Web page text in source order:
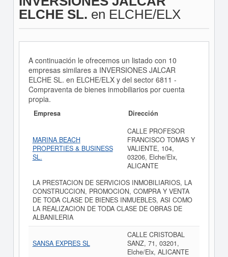
ELCHE SL. en ELCHE/ELX
A continuación le ofrecemos un listado con 10
empresas similares a INVERSIONES JALCAR
ELCHE SL. en ELCHE/ELX y del sector 6811 -
Compraventa de bienes inmobiliarios por cuenta
propia.
Empresa Dirección
MARINA BEACH
PROPERTIES & BUSINESS
SL.
CALLE PROFESOR
FRANCISCO TOMAS Y
VALIENTE, 104,
03206, Elche/Elx,
ALICANTE
LA PRESTACION DE SERVICIOS INMOBILIARIOS, LA
CONSTRUCCION, PROMOCION, COMPRA Y VENTA
DE TODA CLASE DE BIENES INMUEBLES, ASI COMO
LA REALIZACION DE TODA CLASE DE OBRAS DE
ALBANILERIA
SANSA EXPRES SL
CALLE CRISTOBAL
SANZ, 71, 03201,
Elche/Elx, ALICANTE